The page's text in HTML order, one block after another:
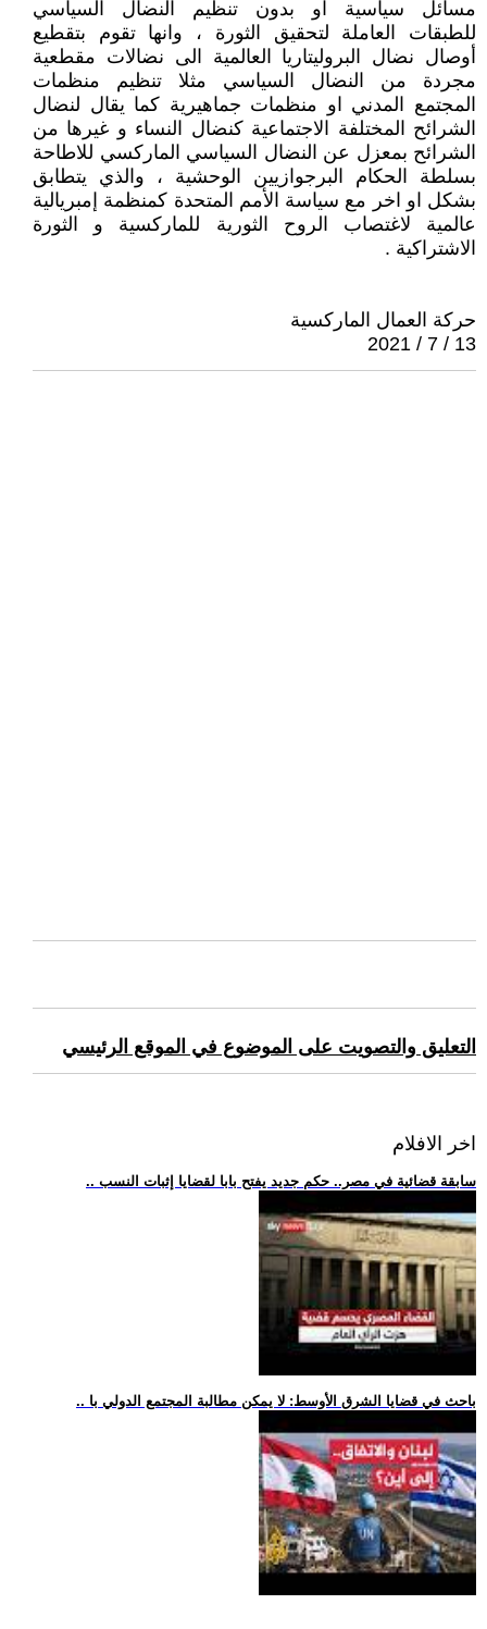
مسائل سياسية او بدون تنظيم النضال السياسي
للطبقات العاملة لتحقيق الثورة ، وانها تقوم بتقطيع
أوصال نضال البروليتاريا العالمية الى نضالات مقطعية
مجردة من النضال السياسي مثلا تنظيم منظمات
المجتمع المدني او منظمات جماهيرية كما يقال لنضال
الشرائح المختلفة الاجتماعية كنضال النساء و غيرها من
الشرائح بمعزل عن النضال السياسي الماركسي للاطاحة
بسلطة الحكام البرجوازيين الوحشية ، والذي يتطابق
بشكل او اخر مع سياسة الأمم المتحدة كمنظمة إمبريالية
عالمية لاغتصاب الروح الثورية للماركسية و الثورة
الاشتراكية .
حركة العمال الماركسية
13 / 7 / 2021
التعليق والتصويت على الموضوع في الموقع الرئيسي
اخر الافلام
.. سابقة قضائية في مصر.. حكم جديد يفتح بابا لقضايا إثبات النسب
.. باحث في قضايا الشرق الأوسط: لا يمكن مطالبة المجتمع الدولي با